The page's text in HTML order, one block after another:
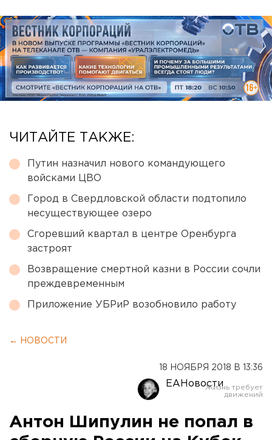
ЧИТАЙТЕ ТАКЖЕ:
Путин назначил нового командующего
войсками ЦВО
Город в Свердловской области подтопило
несуществующее озеро
Сгоревший квартал в центре Оренбурга
застроят
Возвращение смертной казни в России сочли
преждевременным
Приложение УБРиР возобновило работу
← НОВОСТИ
18 НОЯБРЯ 2018 В 13:36
ЕАНовости
Антон Шипулин не попал в